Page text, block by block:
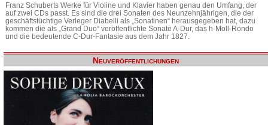
Franz Schuberts Werke für Violine und Klavier haben genau den Umfang, der
auf zwei CDs passt. Es sind die drei Sonaten des Neunzehnjährigen, die der
geschäftstüchtige Verleger Diabelli als „Sonatinen“ herausgegeben hat, dazu
kommen die als „Grand Duo“ veröffentlichte Sonate A-Dur, das h-Moll-Rondo
und die bedeutende C-Dur-Fantasie aus dem Jahr 1827.
Neuveröffentlichungen